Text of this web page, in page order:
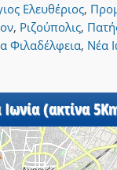
Ελευθέριος,
, Ριζούπολις,
Φιλαδέλφεια, Νέα
(ακτίνα